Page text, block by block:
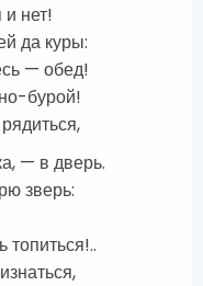
нет!
да куры:
— обед!
бурой!
— в дверь.
зверь:
топиться!..